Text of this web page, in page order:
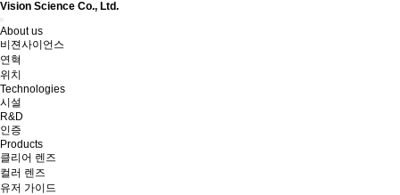
Vision Science Co., Ltd.
Toggle
navigation
About us
비젼사이언스
연혁
위치
Technologies
시설
R&D
인증
Products
클리어 렌즈
컬러 렌즈
유저 가이드